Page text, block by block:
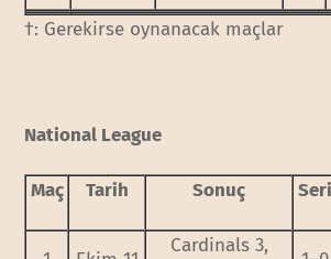
†: Gerekirse oynanacak maçlar
National League
Maç Tarih Sonuç Seri
Cardinals 3,